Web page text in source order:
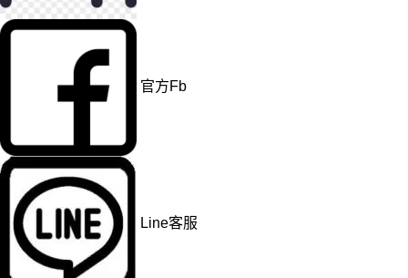
官方Fb
Line客服